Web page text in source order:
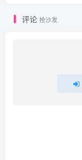
评论 抢沙发